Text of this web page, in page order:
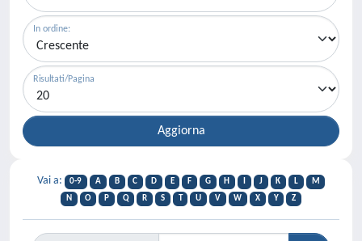
In ordine:
Risultati/Pagina
Vai a: 0-9 A B C D E F G H J K L
M
N
O P Q R S T U V W X Y Z